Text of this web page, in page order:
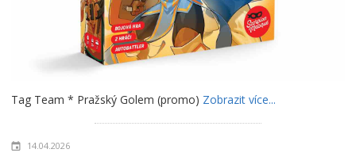
Tag Team * Pražský Golem (promo) Zobrazit více...
14.04.2026